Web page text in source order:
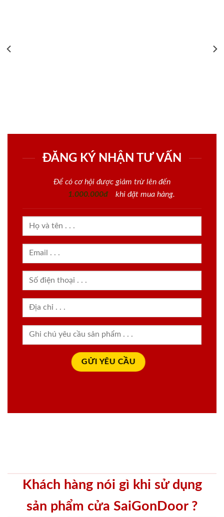
ĐĂNG KÝ NHẬN TƯ VẤN
Để có cơ hội được giảm trừ lên đến
1.000.000đ
khi đặt mua hàng.
Khách hàng nói gì khi sử dụng
sản phẩm cửa SaiGonDoor ?